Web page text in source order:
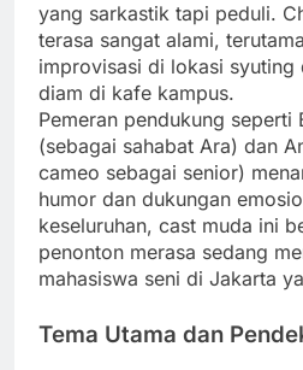
yang sarkastik tapi peduli.
terasa sangat alami,
improvisasi di lokasi syuting
diam di kafe kampus.
Pemeran pendukung seperti
(sebagai sahabat Ara) dan
cameo sebagai senior)
humor dan dukungan
keseluruhan, cast muda ini
penonton merasa sedang
mahasiswa seni di Jakarta
Tema Utama dan